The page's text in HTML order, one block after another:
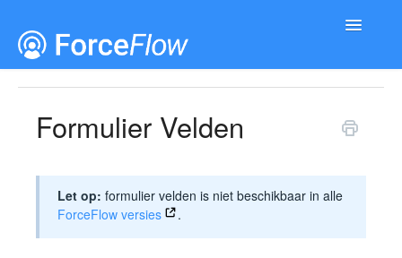
Toggle
Formulier Velden
Let op: formulier velden is niet beschikbaar in alle
ForceFlow versies
.